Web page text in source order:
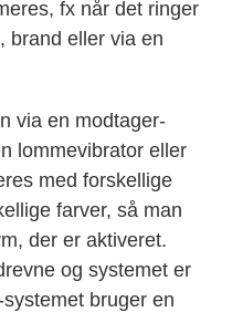
fx når det ringer
brand eller via en
via en modtager-
lommevibrator eller
med forskellige
farver, så man
der er aktiveret.​
og systemet er
bruger en